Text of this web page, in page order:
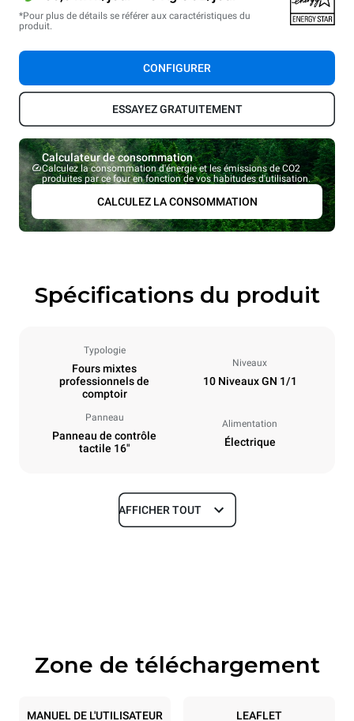
*Pour plus de détails se référer aux caractéristiques du
produit.
CONFIGURER
ESSAYEZ GRATUITEMENT
Calculateur de consommation
Calculez la consommation d'énergie et les émissions de CO2
produites par ce four en fonction de vos habitudes d'utilisation.
CALCULEZ LA CONSOMMATION
Spécifications du produit
Typologie
Fours mixtes
professionnels de
comptoir
Niveaux
10 Niveaux GN 1/1
Panneau
Panneau de contrôle
tactile 16"
Alimentation
Électrique
Dimensions
Caractéristiques de la plaque
10 GN 1/1
AFFICHER TOUT
Zone de téléchargement
MANUEL DE L'UTILISATEUR LEAFLET